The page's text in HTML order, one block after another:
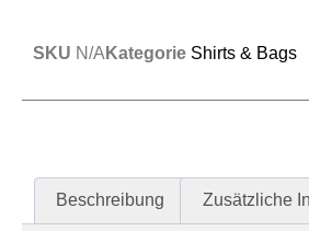
SKU N/A Kategorie Shirts & Bags
Beschreibung Zusätzliche